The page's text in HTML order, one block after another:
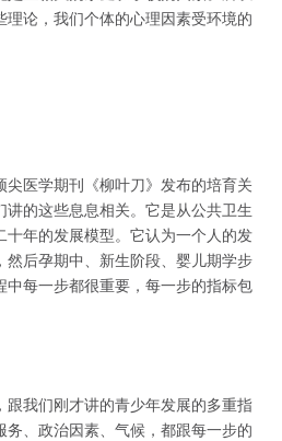
理论，我们个体的心理因素受环境的
医学期刊《柳叶刀》发布的培育关
的这些息息相关。它是从公共卫生
十年的发展模型。它认为一个人的发
然后孕期中、新生阶段、婴儿期学步
中每一步都很重要，每一步的指标包
跟我们刚才讲的青少年发展的多重指
、政治因素、气候，都跟每一步的